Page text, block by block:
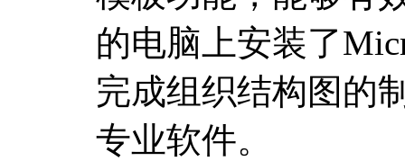
的电脑上安装了
完成组织结构图的
专业软件。